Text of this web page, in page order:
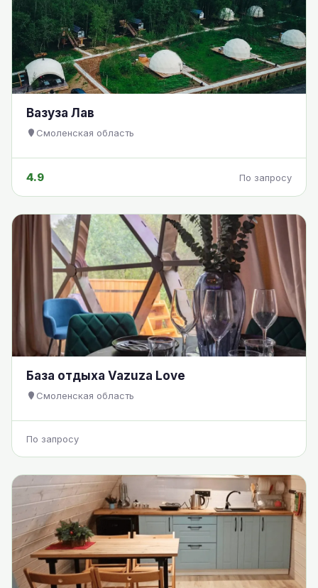
Вазуза Лав
Смоленская область
4.9 По запросу
База отдыха Vazuza Love
Смоленская область
По запросу